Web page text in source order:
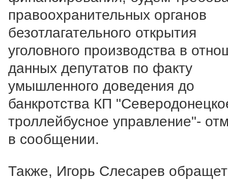
правоохранительных органов
безотлагательного открытия
уголовного производства в
данных депутатов по факту
умышленного доведения до
банкротства КП
троллейбусное управление"-
в сообщении.
Также, Игорь Слесарев